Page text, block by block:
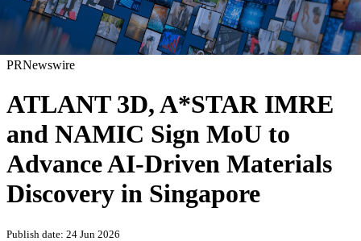
PRNewswire
ATLANT 3D, A*STAR IMRE
and NAMIC Sign MoU to
Advance AI-Driven Materials
Discovery in Singapore
Publish date: 24 Jun 2026